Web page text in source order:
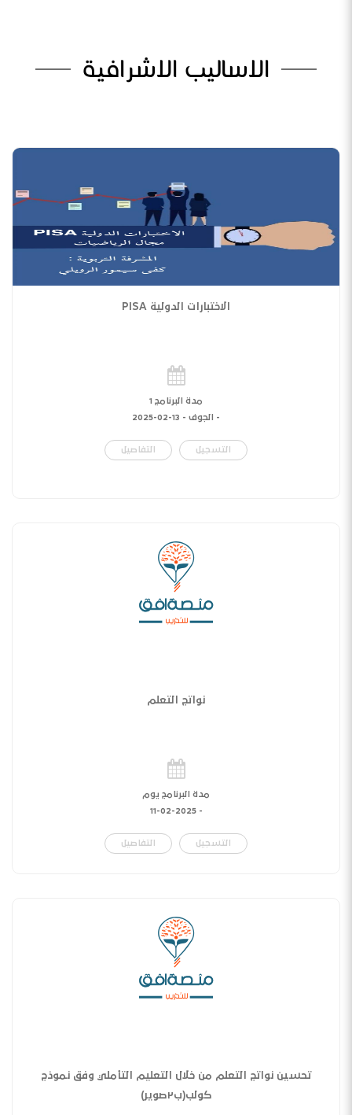
الاساليب الاشرافية
الاختبارات الدولية PISA
مدة البرنامج 1
- الجوف - 13-02-2025
التسجيل التفاصيل
نواتج التعلم
مدة البرنامج يوم
-
11-02-2025
التسجيل التفاصيل
تحسين نواتج التعلم من خلال التعليم التأملي وفق نموذج
كولب(ب٢صوير)